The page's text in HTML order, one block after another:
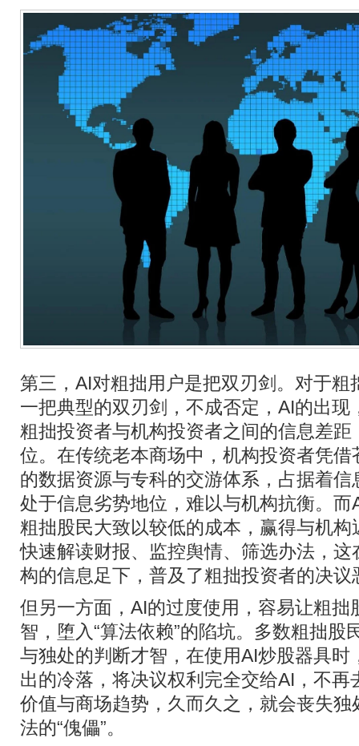
第三，AI对粗拙用户是把双刃剑。对于粗
一把典型的双刃剑，不成否定，AI的出现
粗拙投资者与机构投资者之间的信息差
位。在传统老本商场中，机构投资者凭
的数据资源与专科的交游体系，占据着
处于信息劣势地位，难以与机构抗衡。
粗拙股民大致以较低的成本，赢得与机
快速解读财报、监控舆情、筛选办法，
构的信息足下，普及了粗拙投资者的决议
但另一方面，AI的过度使用，容易让粗拙
智，堕入“算法依赖”的陷坑。多数粗拙股
与独处的判断才智，在使用AI炒股器具时
出的冷落，将决议权利完全交给AI，不再
价值与商场趋势，久而久之，就会丧失
法的“傀儡”。